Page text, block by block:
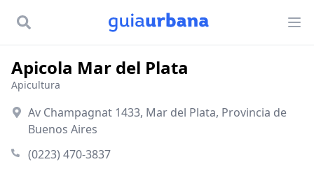
Apicola Mar del Plata
Apicultura
Av Champagnat 1433, Mar del Plata, Provincia de
Buenos Aires
(0223) 470-3837